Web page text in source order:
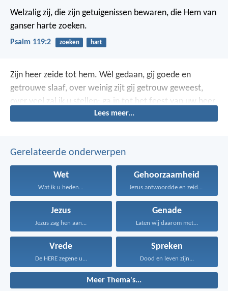
Welzalig zij, die zijn getuigenissen bewaren, die Hem van
ganser harte zoeken.
Psalm 119:2 zoeken hart
Zijn heer zeide tot hem. Wèl gedaan, gij goede en
getrouwe slaaf, over weinig zijt gij getrouw geweest,
over veel zal ik u stellen; ga in tot het feest van uw heer.
Lees meer...
Gerelateerde onderwerpen
Wet
Wat ik u heden...
Gehoorzaamheid
Jezus antwoordde en zeide...
Jezus
Jezus zag hen aan...
Genade
Laten wij daarom met...
Vrede
De HERE zegene u...
Spreken
Dood en leven zijn...
Meer Thema's...